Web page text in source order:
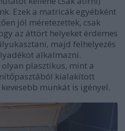
Ezek a matricák egyébként
jól méretezettek, csak
az áttört helyeket érdemes
majd felhelyezés
alkalmazni.
plasztikus, mint a
kialakított
munkát is igényel.